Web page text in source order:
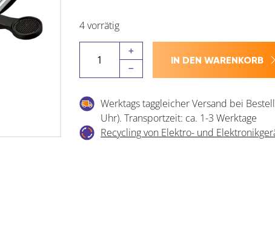
4 vorrätig
Plattenspanner
PS
Spannweite
10-
IN DEN WARENKORB
Werktags taggleicher Versand bei
Uhr). Transportzeit: ca. 1-3 Werktage
Recycling von Elektro- und